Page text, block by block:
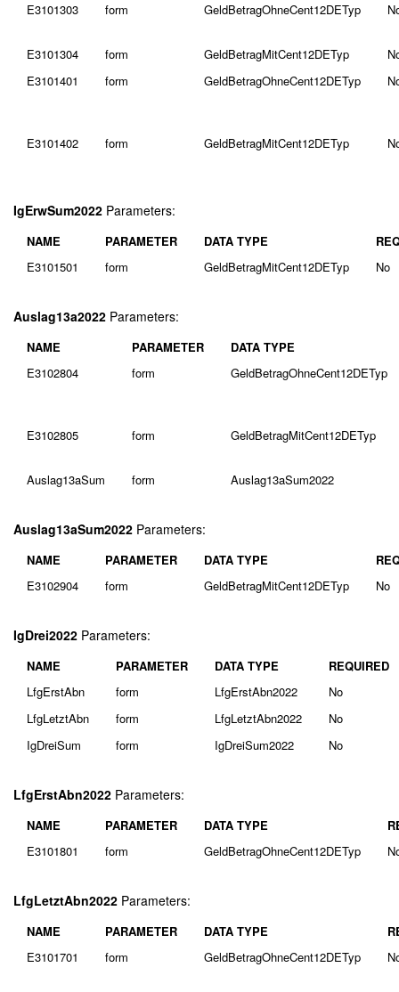
E3101303
form GeldBetragOhneCent12DETyp
E3101304 form GeldBetragMitCent12DETyp
E3101401
form GeldBetragOhneCent12DETyp
E3101402 form GeldBetragMitCent12DETyp
IgErwSum2022 Parameters:
NAME PARAMETER DATA TYPE
E3101501
form GeldBetragMitCent12DETyp No
Auslag13a2022 Parameters:
NAME PARAMETER
DATA TYPE
E3102804
form GeldBetragOhneCent12DETyp
E3102805 form GeldBetragMitCent12DETyp
Auslag13aSum form Auslag13aSum2022
Auslag13aSum2022 Parameters:
NAME PARAMETER DATA TYPE
E3102904
form GeldBetragMitCent12DETyp No
IgDrei2022 Parameters:
NAME PARAMETER DATA TYPE
REQUIRED
LfgErstAbn
form LfgErstAbn2022
No
LfgLetztAbn
form LfgLetztAbn2022
No
IgDreiSum
form IgDreiSum2022 No
LfgErstAbn2022 Parameters:
NAME PARAMETER DATA TYPE
E3101801
form GeldBetragOhneCent12DETyp
LfgLetztAbn2022 Parameters:
NAME PARAMETER DATA TYPE
E3101701
form GeldBetragOhneCent12DETyp